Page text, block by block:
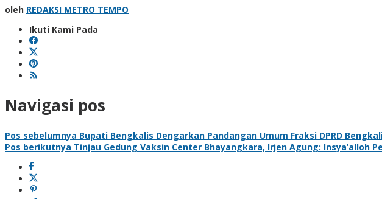
oleh REDAKSI METRO TEMPO
Ikuti Kami Pada
Navigasi pos
Pos sebelumnya Bupati Bengkalis Dengarkan Pandangan Umum Fraksi DPRD
Pos berikutnya Tinjau Gedung Vaksin Center Bhayangkara, Irjen Agung: Insya’alloh